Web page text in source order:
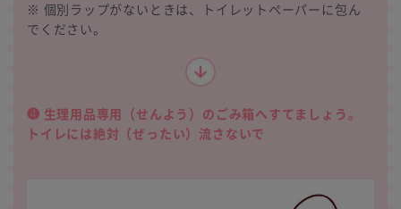
※ 個別ラップがないときは、トイレットペーパーに包ん
でください。
❹ 生理用品専用（せんよう）のごみ箱へすてましょう。
トイレには絶対（ぜったい）流さないで